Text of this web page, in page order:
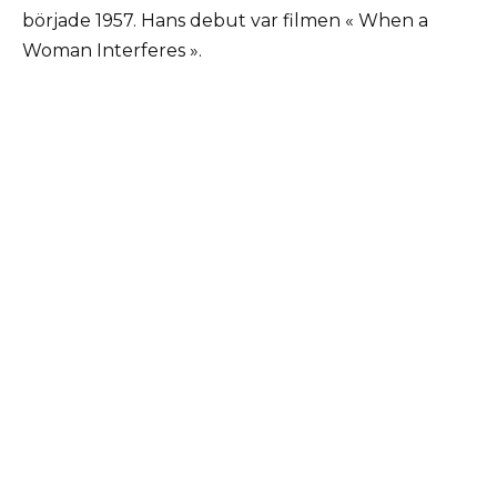
började 1957. Hans debut var filmen « When a
Woman Interferes ».